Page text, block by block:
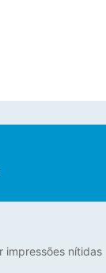
impressões nítidas